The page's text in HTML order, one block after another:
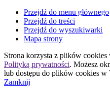
Przejdź do menu głównego
Przejdź do treści
Przejdź do wyszukiwarki
Mapa strony
Strona korzysta z plików cookies
Polityką prywatności. Możesz
lub dostępu do plików cookies w
Zamknij